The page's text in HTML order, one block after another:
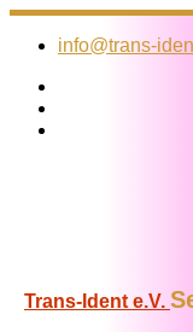
Zum
Inhalt
info@trans-
Trans-Ident e.V.